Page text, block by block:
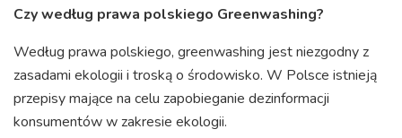
Czy według prawa polskiego Greenwashing?
Według prawa polskiego, greenwashing jest niezgodny z
zasadami ekologii i troską o środowisko. W Polsce istnieją
przepisy mające na celu zapobieganie dezinformacji
konsumentów w zakresie ekologii.